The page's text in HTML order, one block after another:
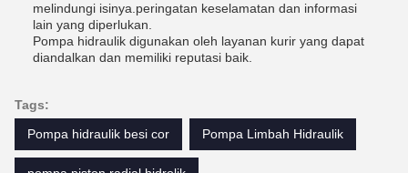
melindungi isinya.peringatan keselamatan dan informasi
lain yang diperlukan.
Pompa hidraulik digunakan oleh layanan kurir yang dapat
diandalkan dan memiliki reputasi baik.
Tags:
Pompa hidraulik besi cor
Pompa Limbah Hidraulik